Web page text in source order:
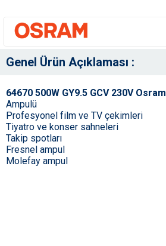
Genel Ürün Açıklaması :
64670 500W GY9.5 GCV 230V Osram
Ampulü
Profesyonel film ve TV çekimleri
Tiyatro ve konser sahneleri
Takip spotları
Fresnel ampul
Molefay ampul